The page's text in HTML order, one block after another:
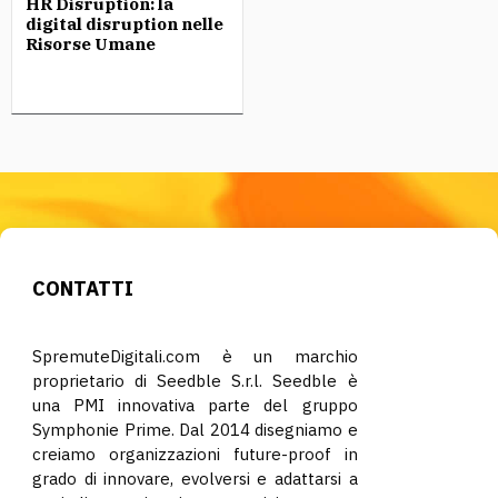
digital disruption nelle
Risorse Umane
CONTATTI
SpremuteDigitali.com è un marchio
proprietario di Seedble S.r.l. Seedble è
una PMI innovativa parte del gruppo
Symphonie Prime. Dal 2014 disegniamo e
creiamo organizzazioni future-proof in
grado di innovare, evolversi e adattarsi a